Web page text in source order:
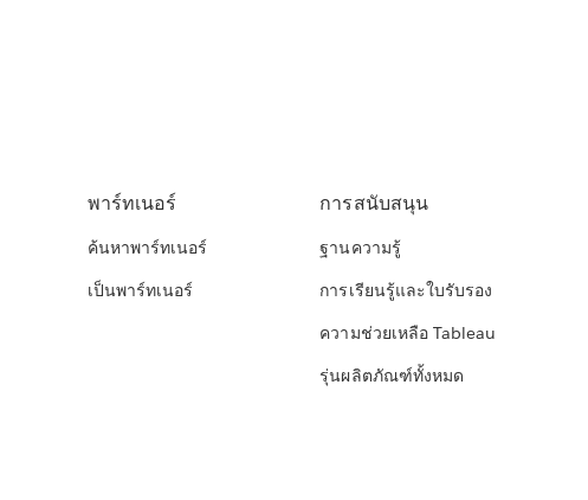
พาร์ทเนอร์
ค้นหาพาร์ทเนอร์
เป็นพาร์ทเนอร์
การสนับสนุน
ฐานความรู้
การเรียนรู้และใบรับรอง
ความช่วยเหลือ Tableau
รุ่นผลิตภัณฑ์ทั้งหมด